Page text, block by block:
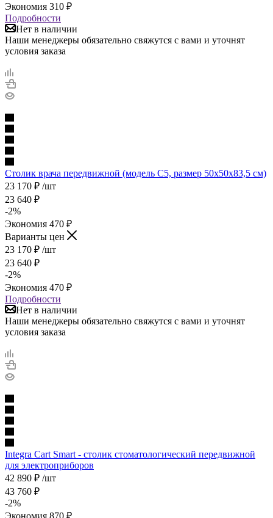
Экономия 310 ₽
Подробности
Нет в наличии
Наши менеджеры обязательно свяжутся с вами и уточнят
условия заказа
Столик врача передвижной (модель С5, размер 50х50х83,5 см)
23 170 ₽ /шт
23 640 ₽
-2%
Экономия 470 ₽
Варианты цен
23 170 ₽ /шт
23 640 ₽
-2%
Экономия 470 ₽
Подробности
Нет в наличии
Наши менеджеры обязательно свяжутся с вами и уточнят
условия заказа
Integra Cart Smart - столик стоматологический передвижной
для электроприборов
42 890 ₽ /шт
43 760 ₽
-2%
Экономия 870 ₽